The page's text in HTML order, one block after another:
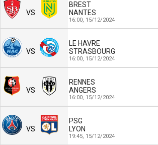
VS
BREST
NANTES
16:00, 15/12/2024
VS
LE HAVRE
STRASBOURG
16:00, 15/12/2024
VS
RENNES
ANGERS
16:00, 15/12/2024
VS
PSG
LYON
19:45, 15/12/2024